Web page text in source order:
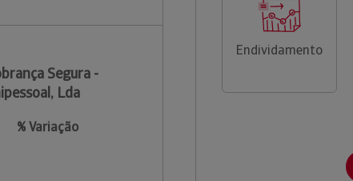
Segura -
Lda
% Variação
Endividamento